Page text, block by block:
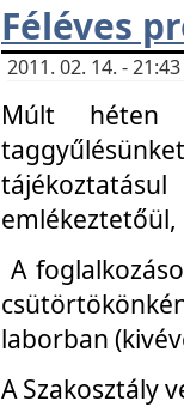
Féléves
2011. 02. 14. -
Múlt héten
emlékeztetőül,
A
laborban
A Szakosztály